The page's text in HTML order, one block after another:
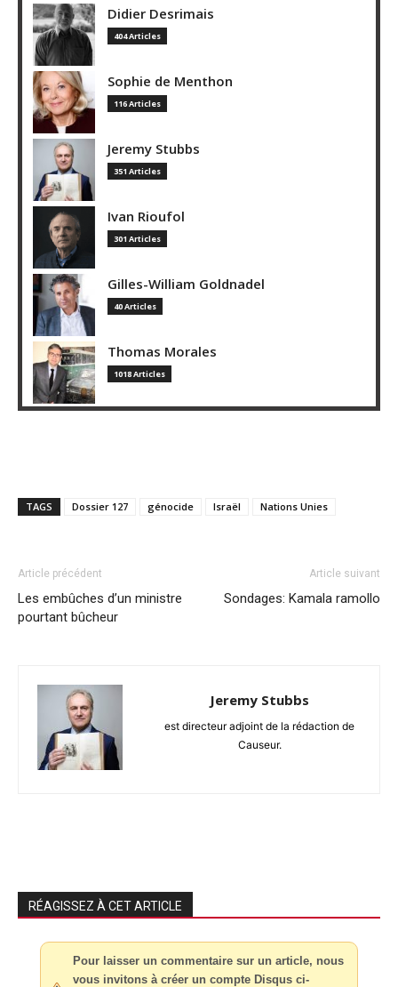
Didier Desrimais
404 Articles
Sophie de Menthon
116 Articles
Jeremy Stubbs
351 Articles
Ivan Rioufol
301 Articles
Gilles-William Goldnadel
40 Articles
Thomas Morales
1018 Articles
TAGS Dossier 127 génocide Israël Nations Unies
Article précédent
Les embûches d’un ministre
pourtant bûcheur
Article suivant
Sondages: Kamala ramollo
Jeremy Stubbs
est directeur adjoint de la rédaction de
Causeur.
RÉAGISSEZ À CET ARTICLE
Pour laisser un commentaire sur un article, nous
vous invitons à créer un compte Disqus ci-